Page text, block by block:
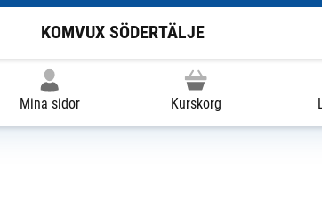
KOMVUX SÖDERTÄLJE
Mina sidor Kurskorg